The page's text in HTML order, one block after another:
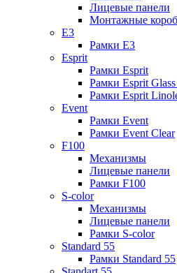
Лицевые панели
Монтажные
E3
Рамки E3
Esprit
Рамки Esprit
Рамки Esprit
Рамки Esprit
Event
Рамки Event
Рамки Event Clear
F100
Механизмы
Лицевые панели
Рамки F100
S-color
Механизмы
Лицевые панели
Рамки S-color
Standard 55
Рамки Standard 55